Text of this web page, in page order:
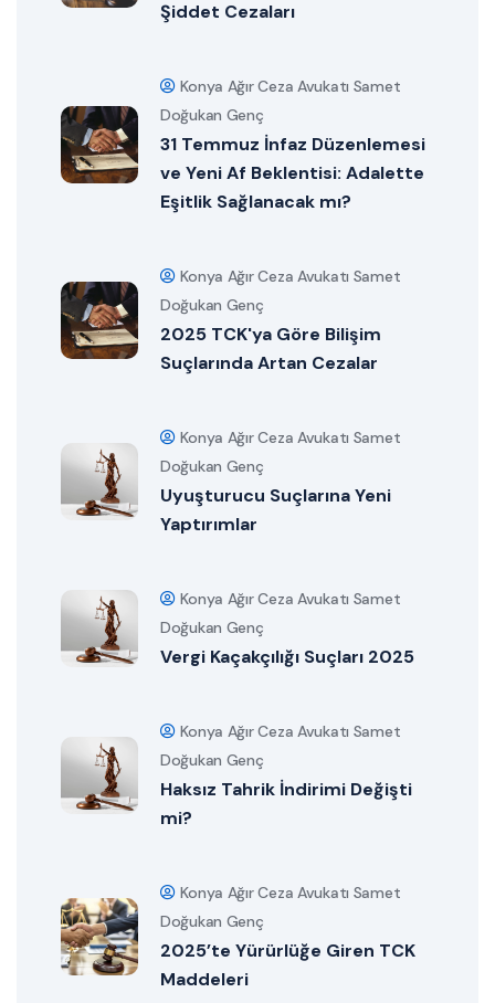
Şiddet Cezaları
Konya Ağır Ceza Avukatı Samet
Doğukan Genç
31 Temmuz İnfaz Düzenlemesi
ve Yeni Af Beklentisi: Adalette
Eşitlik Sağlanacak mı?
Konya Ağır Ceza Avukatı Samet
Doğukan Genç
2025 TCK'ya Göre Bilişim
Suçlarında Artan Cezalar
Konya Ağır Ceza Avukatı Samet
Doğukan Genç
Uyuşturucu Suçlarına Yeni
Yaptırımlar
Konya Ağır Ceza Avukatı Samet
Doğukan Genç
Vergi Kaçakçılığı Suçları 2025
Konya Ağır Ceza Avukatı Samet
Doğukan Genç
Haksız Tahrik İndirimi Değişti
mi?
Konya Ağır Ceza Avukatı Samet
Doğukan Genç
2025’te Yürürlüğe Giren TCK
Maddeleri